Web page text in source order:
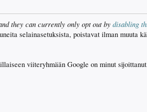
they can currently only opt out bydisabling
selainasetuksista, poistavat ilman muuta
viiteryhmään Google on minut